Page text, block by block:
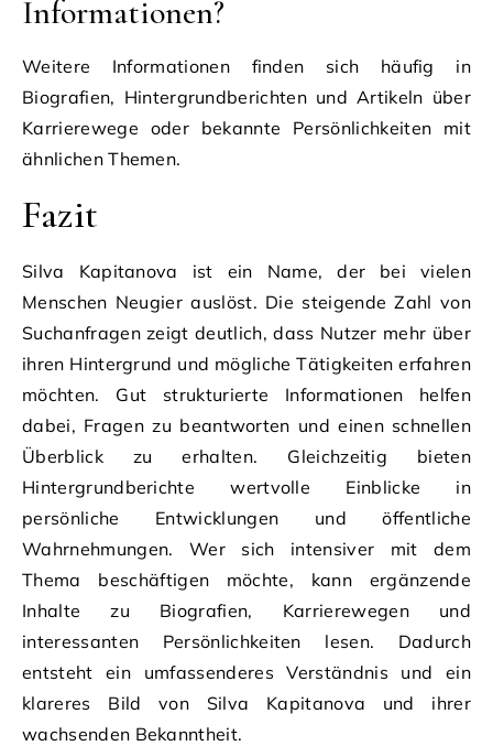
Informationen?
Weitere Informationen finden sich häufig in
Biografien, Hintergrundberichten und Artikeln über
Karrierewege oder bekannte Persönlichkeiten mit
ähnlichen Themen.
Fazit
Silva Kapitanova ist ein Name, der bei vielen
Menschen Neugier auslöst. Die steigende Zahl von
Suchanfragen zeigt deutlich, dass Nutzer mehr über
ihren Hintergrund und mögliche Tätigkeiten erfahren
möchten. Gut strukturierte Informationen helfen
dabei, Fragen zu beantworten und einen schnellen
Überblick zu erhalten. Gleichzeitig bieten
Hintergrundberichte wertvolle Einblicke in
persönliche Entwicklungen und öffentliche
Wahrnehmungen. Wer sich intensiver mit dem
Thema beschäftigen möchte, kann ergänzende
Inhalte zu Biografien, Karrierewegen und
interessanten Persönlichkeiten lesen. Dadurch
entsteht ein umfassenderes Verständnis und ein
klareres Bild von Silva Kapitanova und ihrer
wachsenden Bekanntheit.